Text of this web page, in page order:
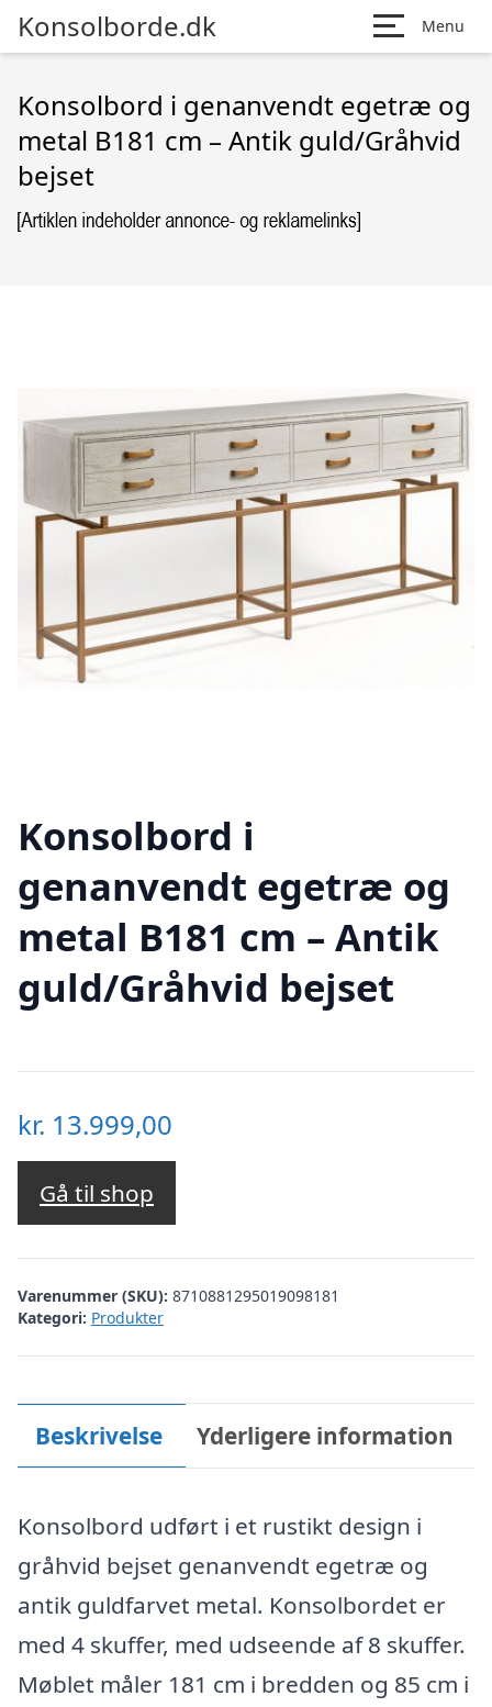
Konsolborde.dk Menu
Konsolbord i genanvendt egetræ og
metal B181 cm – Antik guld/Gråhvid
bejset
Konsolbord i
genanvendt egetræ og
metal B181 cm – Antik
guld/Gråhvid bejset
kr. 13.999,00
Gå til shop
Varenummer (SKU): 8710881295019098181
Kategori: Produkter
Beskrivelse Yderligere information
Konsolbord udført i et rustikt design i
gråhvid bejset genanvendt egetræ og
antik guldfarvet metal. Konsolbordet er
med 4 skuffer, med udseende af 8 skuffer.
Møblet måler 181 cm i bredden og 85 cm i